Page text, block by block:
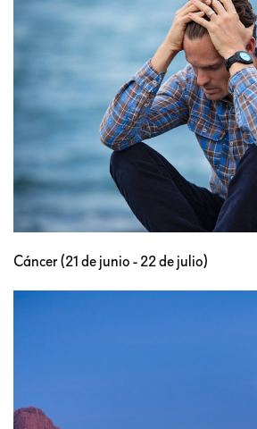
Cáncer (21 de junio - 22 de julio)